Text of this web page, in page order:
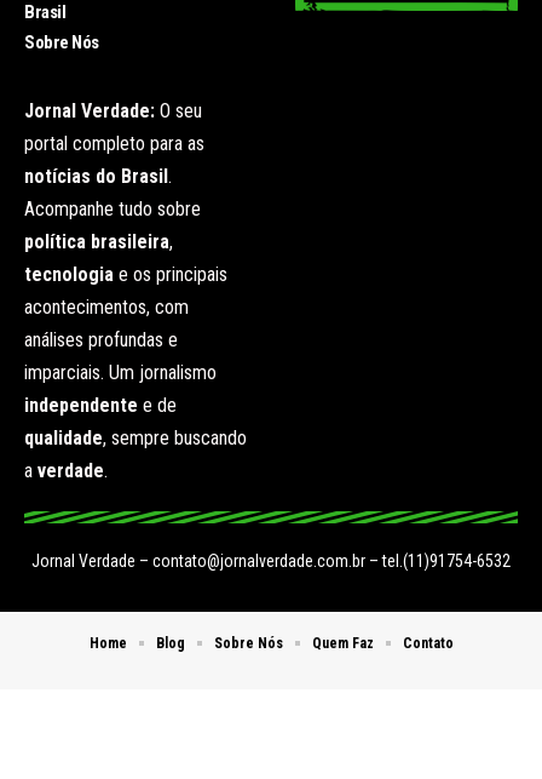
Brasil
Sobre Nós
Jornal Verdade: O seu
portal completo para as
notícias do Brasil .
Acompanhe tudo sobre
política brasileira,
tecnologia e os principais
acontecimentos, com
análises profundas e
imparciais. Um jornalismo
independente e de
qualidade, sempre buscando
a verdade.
Jornal Verdade – contato@jornalverdade.com.br – tel.(11)91754-6532
Home Blog Sobre Nós Quem Faz Contato